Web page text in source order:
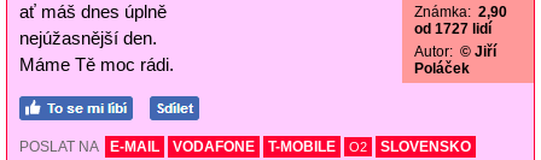
ať máš dnes úplně
nejúžasnější den.
Máme Tě moc rádi.
Známka: 2,90
od 1727 lidí
Autor: © Jiří
Poláček
POSLAT NA E-MAIL VODAFONE T-MOBILE O2
SLOVENSKO